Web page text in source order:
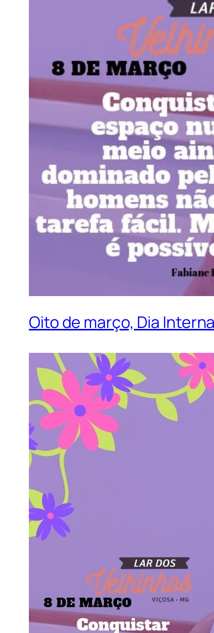
Oito de março, Dia